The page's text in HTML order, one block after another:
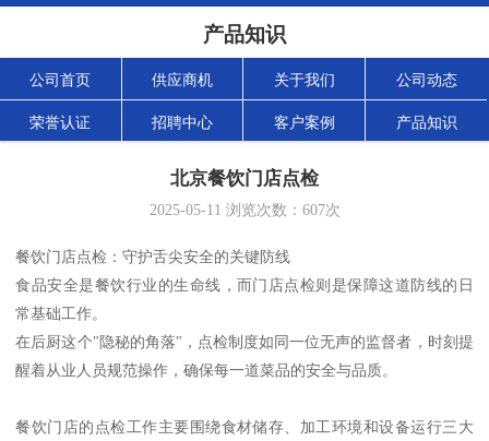
产品知识
公司首页 供应商机 关于我们 公司动态
荣誉认证 招聘中心 客户案例 产品知识
北京餐饮门店点检
2025-05-11 浏览次数： 607次
餐饮门店点检：守护舌尖安全的关键防线
食品安全是餐饮行业的生命线，而门店点检则是保障这道防线的日
常基础工作。
在后厨这个"隐秘的角落"，点检制度如同一位无声的监督者，时刻提
醒着从业人员规范操作，确保每一道菜品的安全与品质。
餐饮门店的点检工作主要围绕食材储存、加工环境和设备运行三大